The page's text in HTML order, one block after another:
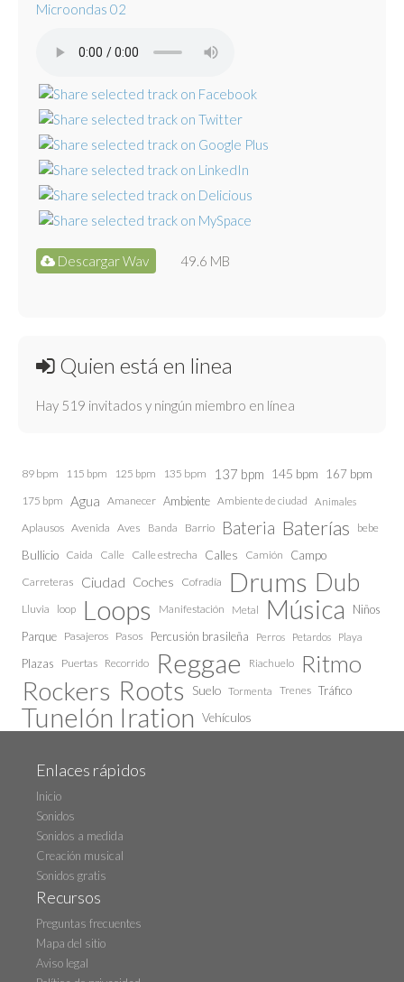
Microondas 02
Descargar Wav 49.6 MB
Quien está en linea
Hay 519 invitados y ningún miembro en línea
89 bpm 115 bpm 125 bpm 135 bpm 137 bpm 145 bpm 167 bpm
175 bpm Agua Amanecer Ambiente Ambiente de ciudad Animales
Aplausos Avenida Aves Banda Barrio Bateria Baterías bebe
Bullicio Caida Calle Calle estrecha Calles Camión Campo
Carreteras Ciudad Coches Cofradía Drums Dub
Lluvia loop Loops Manifestación Metal Música
Niños
Parque Pasajeros Pasos Percusión brasileña Perros Petardos Playa
Plazas Puertas Recorrido Reggae Riachuelo Ritmo
Rockers Roots Suelo Tormenta Trenes Tráfico
Tunelón Iration Vehículos
Enlaces rápidos
Inicio
Sonidos
Sonidos a medida
Creación musical
Sonidos gratis
Recursos
Preguntas frecuentes
Mapa del sitio
Aviso legal